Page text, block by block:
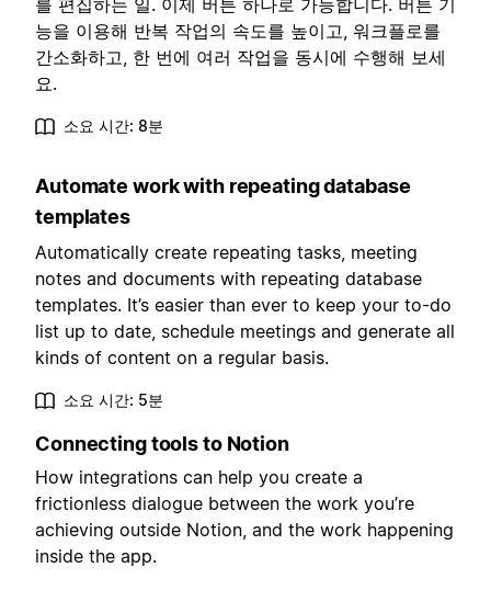
를 편집하는 일. 이제 버튼 하나로 가능합니다. 버튼 기
능을 이용해 반복 작업의 속도를 높이고, 워크플로를
간소화하고, 한 번에 여러 작업을 동시에 수행해 보세
요.
소요 시간: 8분
Automate work with repeating database
templates
Automatically create repeating tasks, meeting
notes and documents with repeating database
templates. It’s easier than ever to keep your to-do
list up to date, schedule meetings and generate all
kinds of content on a regular basis.
소요 시간: 5분
Connecting tools to Notion
How integrations can help you create a
frictionless dialogue between the work you’re
achieving outside Notion, and the work happening
inside the app.